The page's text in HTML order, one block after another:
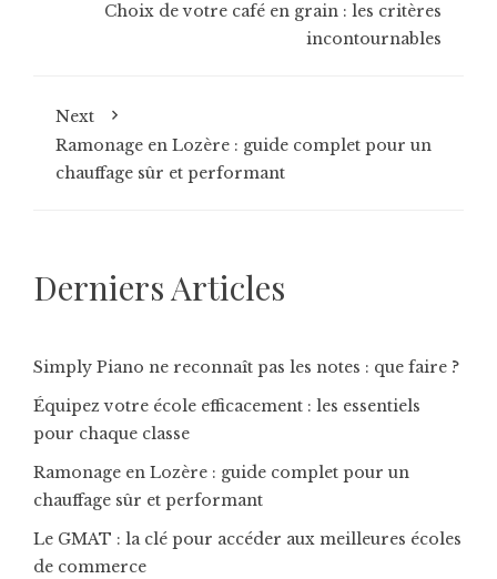
Choix de votre café en grain : les critères
incontournables
Next
Ramonage en Lozère : guide complet pour un
chauffage sûr et performant
Derniers Articles
Simply Piano ne reconnaît pas les notes : que faire ?
Équipez votre école efficacement : les essentiels
pour chaque classe
Ramonage en Lozère : guide complet pour un
chauffage sûr et performant
Le GMAT : la clé pour accéder aux meilleures écoles
de commerce